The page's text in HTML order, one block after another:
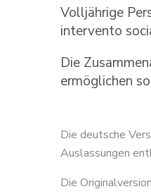
Volljährige
intervento
Die
ermöglichen
Die deutsche
Auslassungen
Die